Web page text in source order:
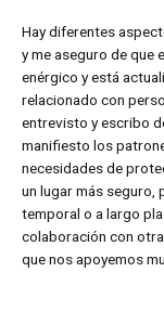
Hay diferentes
y me aseguro de que
enérgico y está
relacionado con
entrevisto y escribo
manifiesto los
necesidades de
un lugar más seguro,
temporal o a largo
colaboración con
que nos apoyemos